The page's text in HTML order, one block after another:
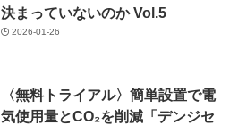
決まっていないのか Vol.5
2026-01-26
〈無料トライアル〉簡単設置で電
気使用量とCO₂を削減「デンジセ